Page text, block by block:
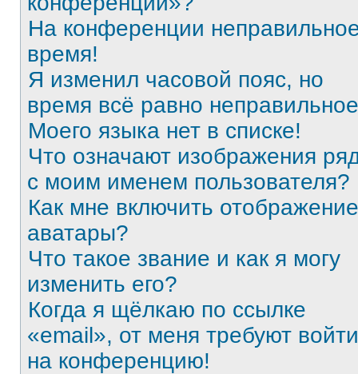
На конференции
время!
Я изменил часовой пояс, но
время всё равно
Моего языка нет в списке!
Что означают изображения
с моим именем пользователя?
Как мне включить отображение
аватары?
Что такое звание и как я могу
изменить его?
Когда я щёлкаю по ссылке
«email», от меня требуют войти
на конференцию!